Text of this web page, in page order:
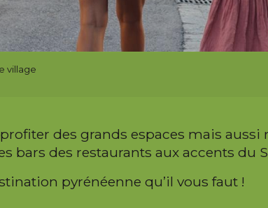
village
des grands espaces mais
bars des restaurants aux accents du
pyrénéenne qu’il vous faut !